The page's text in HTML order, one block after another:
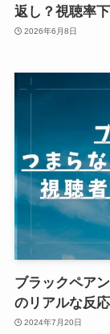
返し？視聴率
2026年6月8日
ブラックペア
のリアルな反
2024年7月20日